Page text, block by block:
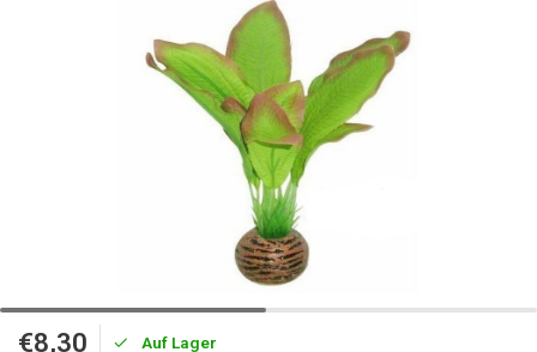
€8,30 Auf Lager